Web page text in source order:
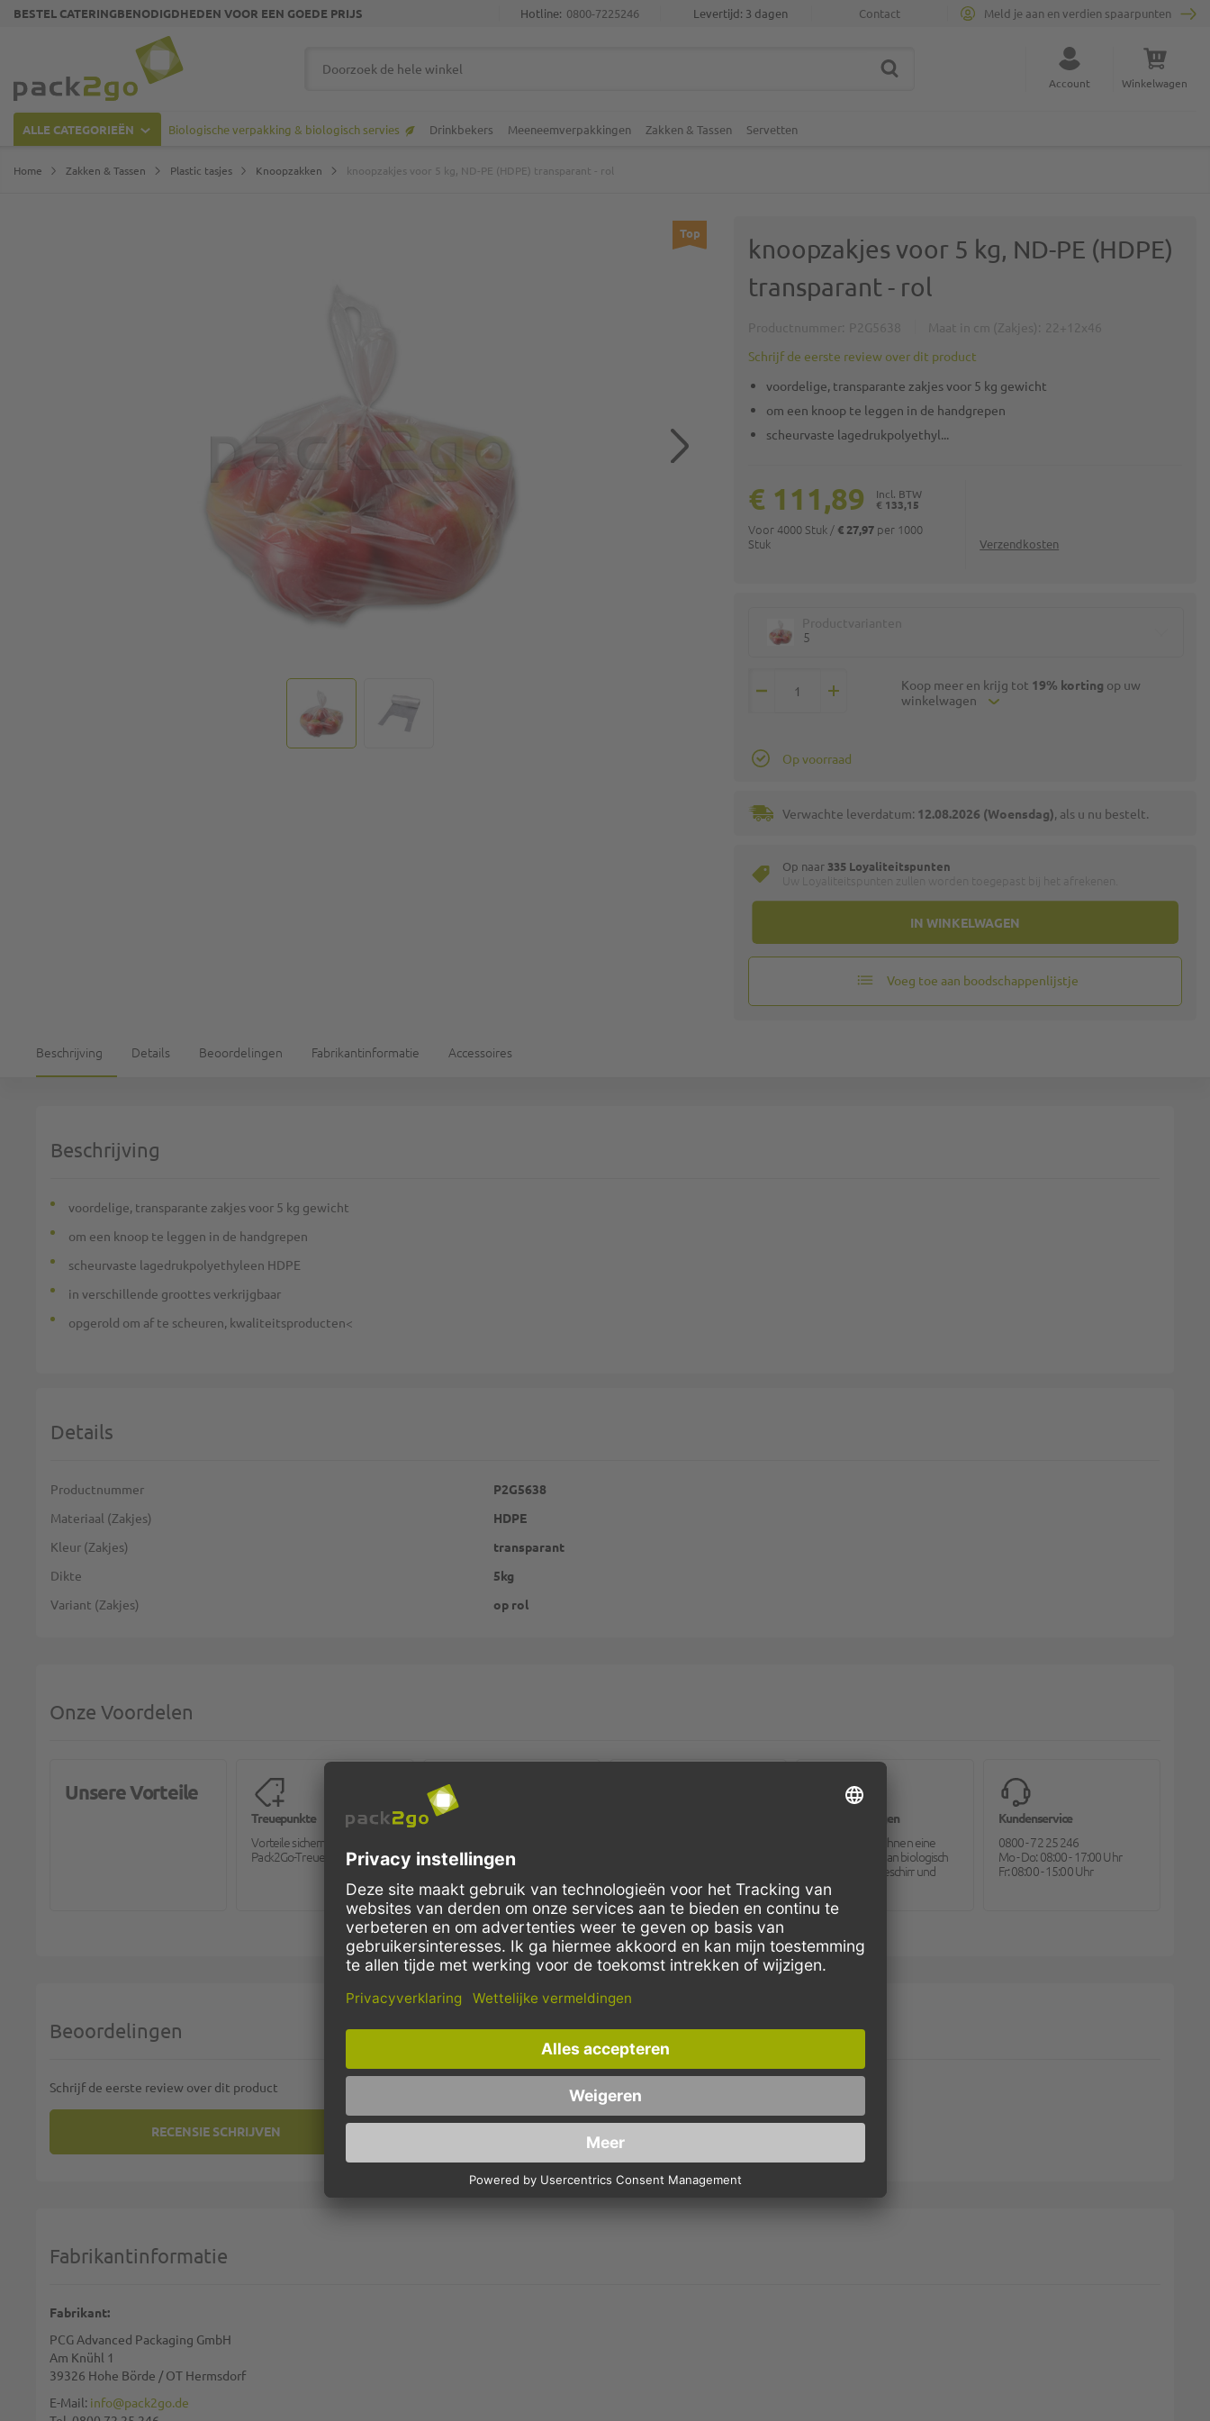
BESTEL CATERINGBENODIGDHEDEN VOOR EEN GOEDE PRIJS Contact
Levertijd: 3 dagen
Hotline: 0800-7225246 Meld je aan en verdien spaarpunten
Sluit zoekopdracht
ZOEK Account Winkelwagen
ALLE CATEGORIEËN Biologische verpakking & biologisch servies Drinkbekers Meeneemverpakkingen Zakken & Tassen Servetten
Home Zakken & Tassen Plastic tasjes Knoopzakken knoopzakjes voor 5 kg, ND-PE (HDPE) transparant - rol
Top
knoopzakjes voor 5 kg, ND-PE (HDPE)
transparant - rol
Schrijf de eerste review over dit product
voordelige, transparante zakjes voor 5 kg gewicht
om een knoop te leggen in de handgrepen
scheurvaste lagedrukpolyethyl...
Verzendkosten
€ 133,15
€ 111,89
Voor 4000 Stuk / € 27,97 per 1000
Stuk
5
Koop meer en krijg tot 19% korting op uw
winkelwagen
IN WINKELWAGEN
Op voorraad
Verwachte leverdatum: 12.08.2026 (Woensdag) , als u nu bestelt.
Op naar335 Loyaliteitspunten
Voeg toe aan boodschappenlijstje
Beschrijving Details Beoordelingen Fabrikantinformatie Accessoires
Beschrijving
voordelige, transparante zakjes voor 5 kg gewicht
om een knoop te leggen in de handgrepen
scheurvaste lagedrukpolyethyleen HDPE
in verschillende groottes verkrijgbaar
opgerold om af te scheuren, kwaliteitsproducten<
Details
Meer informatie
Productnummer
P2G5638
Materiaal (Zakjes)
HDPE
Kleur (Zakjes)
transparant
Dikte
5kg
Variant (Zakjes)
op rol
Onze Voordelen
Unsere Vorteile
Treuepunkte
Vorteile sichern mit dem
Pack2Go-Treueprogramm.
Schnelle Lieferung
werden in der Regel noch am
selben Tag verschickt.
Bioverpackungen
Pack2go bietet Ihnen eine
große Auswahl an biologisch
abbaubarem Geschirr und
Besteck.
Kundenservice
0800 - 72 25 246
Mo - Do: 08:00 - 17:00 Uhr
Fr: 08:00 - 15:00 Uhr
Beoordelingen
Schrijf de eerste review over dit product
RECENSIE SCHRIJVEN
KNOOPZAKJES VOOR 5 KG, ND-PE (HDPE) TRANSPARANT - ROL
Samenvatting:
Fabrikantinformatie
Fabrikant:
PCG Advanced Packaging GmbH
Am Knühl 1
39326 Hohe Börde / OT Hermsdorf
E-Mail: info@pack2go.de